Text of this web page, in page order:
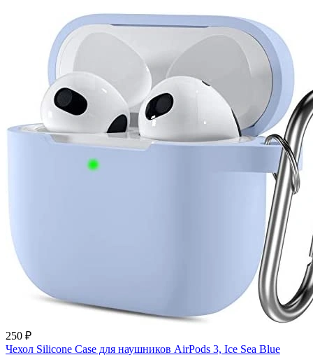
250 ₽
Чехол Silicone Case для наушников AirPods 3, Ice Sea Blue